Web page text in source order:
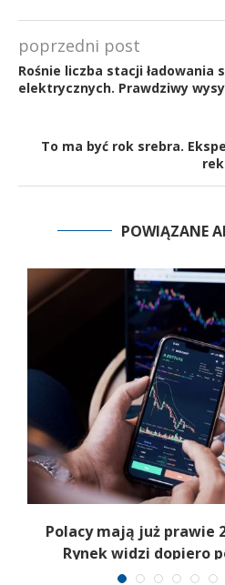
poprzedni post
Rośnie liczba stacji ładowania
elektrycznych. Prawdziwy
To ma być rok srebra.
POWIĄZANE
Polacy mają już prawie
Rynek widzi dopiero